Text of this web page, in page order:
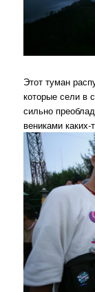
Этот туман
которые сели в
сильно
вениками каких-